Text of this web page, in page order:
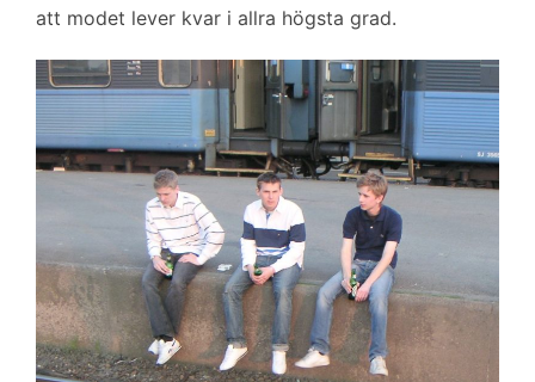
att modet lever kvar i allra högsta grad.